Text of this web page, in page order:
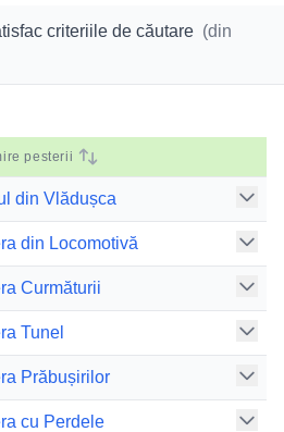
criteriile de căutare (din
pesterii
din Vlădușca
din Locomotivă
Curmăturii
Tunel
Prăbușirilor
cu Perdele